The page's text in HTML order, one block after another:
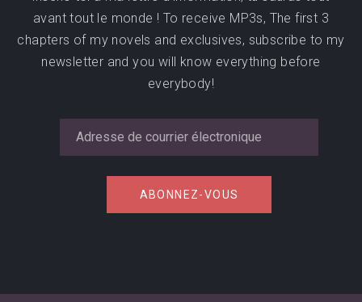
avant tout le monde ! To receive MP3s, The first 3
chapters of my novels and exclusives, subscribe to my
newsletter and you will know everything before
everybody!